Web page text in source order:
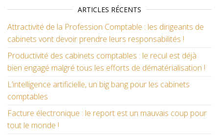
ARTICLES RÉCENTS
Attractivité de la Profession Comptable : les dirigeants de
cabinets vont devoir prendre leurs responsabilités !
Productivité des cabinets comptables : le recul est déjà
bien engagé malgré tous les efforts de dématérialisation !
L’intelligence artificielle, un big bang pour les cabinets
comptables
Facture électronique : le report est un mauvais coup pour
tout le monde !